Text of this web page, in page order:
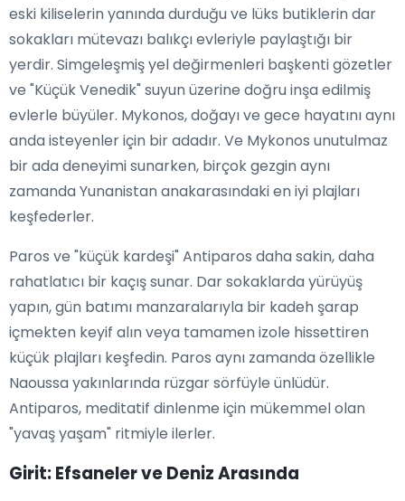
eski kiliselerin yanında durduğu ve lüks butiklerin dar
sokakları mütevazı balıkçı evleriyle paylaştığı bir
yerdir. Simgeleşmiş yel değirmenleri başkenti gözetler
ve "Küçük Venedik" suyun üzerine doğru inşa edilmiş
evlerle büyüler. Mykonos, doğayı ve gece hayatını aynı
anda isteyenler için bir adadır. Ve Mykonos unutulmaz
bir ada deneyimi sunarken, birçok gezgin aynı
zamanda Yunanistan anakarasındaki en iyi plajları
keşfederler.
Paros ve "küçük kardeşi" Antiparos daha sakin, daha
rahatlatıcı bir kaçış sunar. Dar sokaklarda yürüyüş
yapın, gün batımı manzaralarıyla bir kadeh şarap
içmekten keyif alın veya tamamen izole hissettiren
küçük plajları keşfedin. Paros aynı zamanda özellikle
Naoussa yakınlarında rüzgar sörfüyle ünlüdür.
Antiparos, meditatif dinlenme için mükemmel olan
"yavaş yaşam" ritmiyle ilerler.
Girit: Efsaneler ve Deniz Arasında